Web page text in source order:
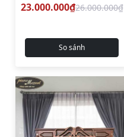
23.000.000₫26.000.000₫
So sánh